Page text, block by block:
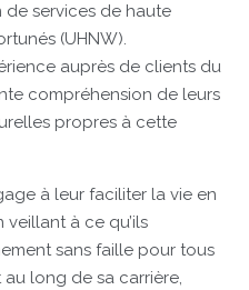
services de haute
(UHNW).
auprès de clients du
compréhension de leurs
propres à cette
à leur faciliter la vie en
à ce qu’ils
sans faille pour tous
au long de sa carrière,